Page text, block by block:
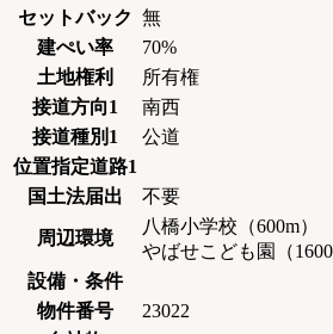
セットバック 無
建ぺい率
70%
土地権利
所有権
接道方向1
南西
接道種別1
公道
位置指定道路1
国土法届出
不要
周辺環境
八橋小学校（600m）
やばせこども園（
設備・条件
物件番号
23022